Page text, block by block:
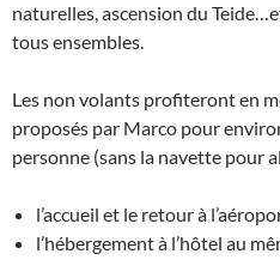
naturelles, ascension du
tous ensembles.
Les non volants profiteront en
proposés par Marco pour
personne (sans la navette pour
l’accueil et le retour à
l’hébergement à l’hôtel au